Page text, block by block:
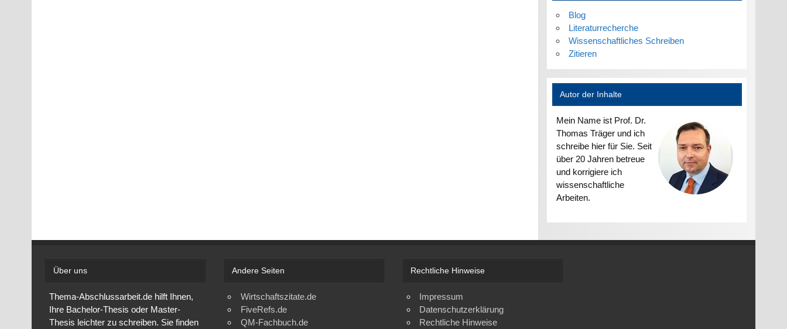
Blog
Literaturrecherche
Wissenschaftliches Schreiben
Zitieren
Autor der Inhalte
Mein Name ist Prof. Dr.
Thomas Träger und ich
schreibe hier für Sie. Seit
über 20 Jahren betreue
und korrigiere ich
wissenschaftliche
Arbeiten.
Über uns
Thema-Abschlussarbeit.de hilft Ihnen,
Ihre Bachelor-Thesis oder Master-
Thesis leichter zu schreiben. Sie finden
Andere Seiten
Wirtschaftszitate.de
FiveRefs.de
QM-Fachbuch.de
Rechtliche Hinweise
Impressum
Datenschutzerklärung
Rechtliche Hinweise